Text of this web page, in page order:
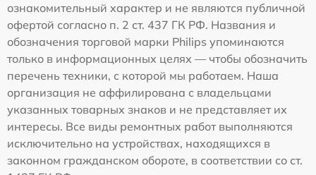
ознакомительный характер и не являются публичной
офертой согласно п. 2 ст. 437 ГК РФ. Названия и
обозначения торговой марки Philips упоминаются
только в информационных целях — чтобы обозначить
перечень техники, с которой мы работаем. Наша
организация не аффилирована с владельцами
указанных товарных знаков и не представляет их
интересы. Все виды ремонтных работ выполняются
исключительно на устройствах, находящихся в
законном гражданском обороте, в соответствии со ст.